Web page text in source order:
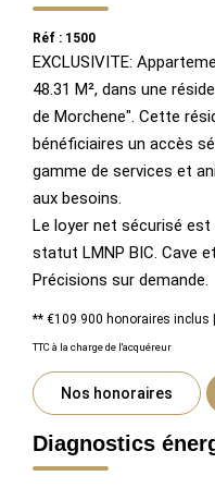
Réf : 1500
EXCLUSIVITE:
48.31 M², dans une
de Morchene". Cette
bénéficiaires un accès
gamme de services et
aux besoins.
Le loyer net sécurisé
statut LMNP BIC. Cave
Précisions sur demande.
** €109 900 honoraires inclus |
TTC à la charge de l'acquéreur
Nos honoraires
Diagnostics